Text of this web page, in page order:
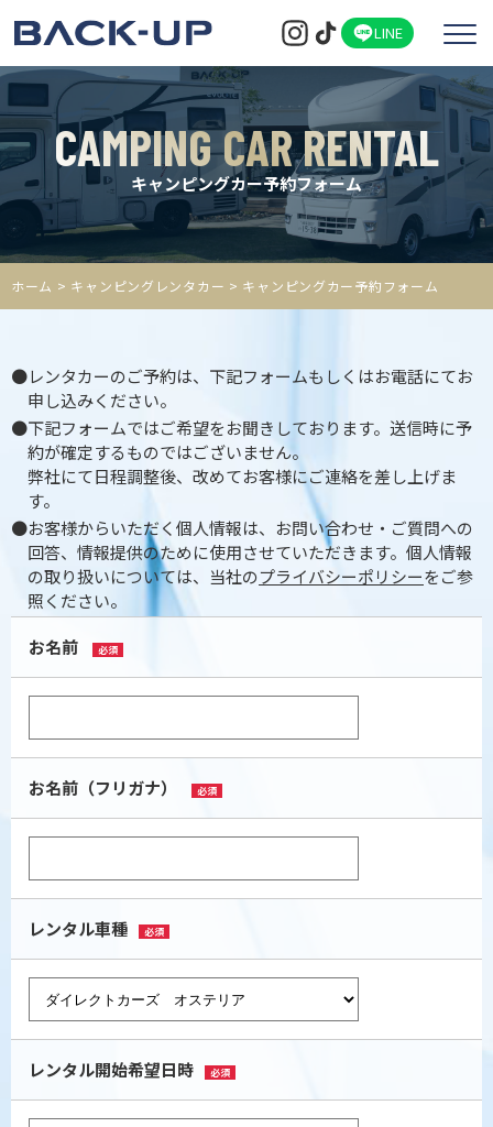
LINE
CAMPING CAR RENTAL
キャンピングカー予約フォーム
ホーム > キャンピングレンタカー > キャンピングカー予約フォーム
●レンタカーのご予約は、下記フォームもしくはお電話にてお
申し込みください。
●下記フォームではご希望をお聞きしております。送信時に予
約が確定するものではございません。
弊社にて日程調整後、改めてお客様にご連絡を差し上げま
す。
●お客様からいただく個人情報は、お問い合わせ・ご質問への
回答、情報提供のために使用させていただきます。 個人情報
の取り扱いについては、当社のプライバシーポリシーをご参
照ください。
お名前
必須
お名前（フリガナ） 必須
レンタル車種 必須
レンタル開始希望日時 必須